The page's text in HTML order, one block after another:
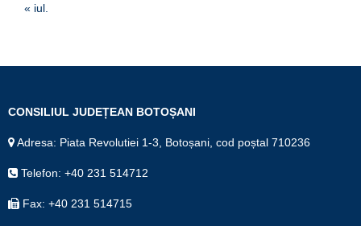
« iul.
CONSILIUL JUDEȚEAN BOTOȘANI
Adresa: Piata Revolutiei 1-3, Botoșani, cod poștal 710236
Telefon: +40 231 514712
Fax: +40 231 514715